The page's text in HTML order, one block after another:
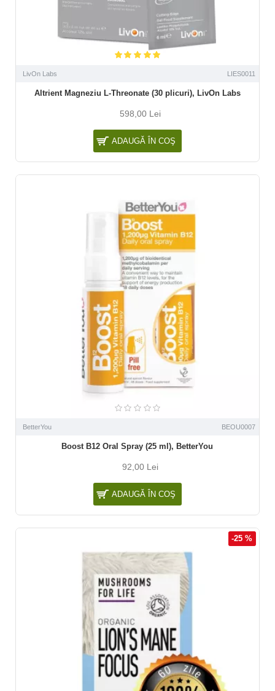
LivOn Labs LIES0011
Altrient Magneziu L-Threonate (30 plicuri), LivOn Labs
598,00 Lei
ADAUGĂ ÎN COŞ
BetterYou BEOU0007
Boost B12 Oral Spray (25 ml), BetterYou
92,00 Lei
ADAUGĂ ÎN COŞ
-25 %